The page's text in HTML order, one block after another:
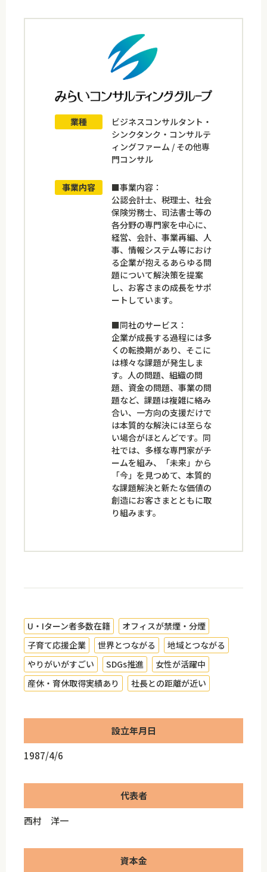
業種
ビジネスコンサルタント・
シンクタンク・コンサルテ
ィングファーム / その他専
門コンサル
事業内容
■事業内容：
公認会計士、税理士、社会
保険労務士、司法書士等の
各分野の専門家を中心に、
経営、会計、事業再編、人
事、情報システム等におけ
る企業が抱えるあらゆる問
題について解決策を提案
し、お客さまの成長をサポ
ートしています。
■同社のサービス：
企業が成長する過程には多
くの転換期があり、そこに
は様々な課題が発生しま
す。人の問題、組織の問
題、資金の問題、事業の問
題など、課題は複雑に絡み
合い、一方向の支援だけで
は本質的な解決には至らな
い場合がほとんどです。同
社では、多様な専門家がチ
ームを組み、「未来」から
「今」を見つめて、本質的
な課題解決と新たな価値の
創造にお客さまとともに取
り組みます。
U・Iターン者多数在籍
オフィスが禁煙・分煙
子育て応援企業
世界とつながる
地域とつながる
やりがいがすごい
SDGs推進
女性が活躍中
産休・育休取得実績あり
社長との距離が近い
設立年月日
1987/4/6
代表者
西村 洋一
資本金